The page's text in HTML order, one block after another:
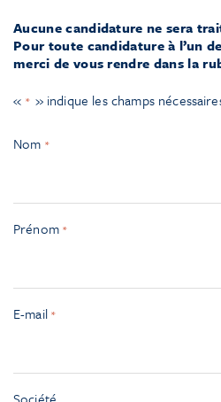
Aucune candidature ne sera
Pour toute candidature à l’un
merci de vous rendre dans la
« * » indique les champs
Nom *
Prénom *
E-mail *